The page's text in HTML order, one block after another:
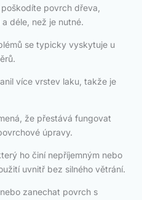
povrch dřeva,
déle, než je nutné.
se typicky vyskytuje u
více vrstev laku, takže je
že přestává fungovat
úpravy.
ho činí nepříjemným nebo
uvnitř bez silného větrání.
zanechat povrch s